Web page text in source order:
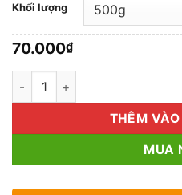
Khối lượng
70.000₫
1kg Thần Thông Giá Rẻ số
THÊM
MUA